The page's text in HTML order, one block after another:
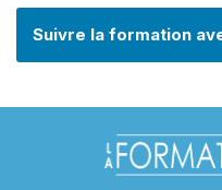
Suivre la formation